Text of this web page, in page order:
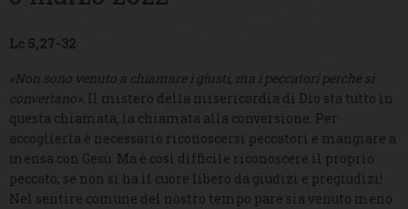
Lc 5,27-32
«Non sono venuto a chiamare i giusti, ma i peccatori perché si
convertano». Il mistero della misericordia di Dio sta tutto in
questa chiamata, la chiamata alla conversione. Per
accoglierla è necessario riconoscersi peccatori e mangiare a
mensa con Gesù. Ma è così difficile riconoscere il proprio
peccato, se non si ha il cuore libero da giudizi e pregiudizi!
Nel sentire comune del nostro tempo pare sia venuto meno